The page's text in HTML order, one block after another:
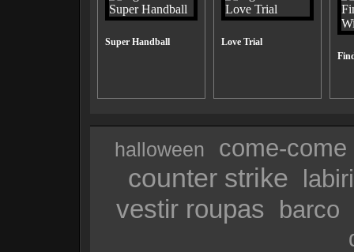
Super Handball
Love Trial
halloween come-come
counter strike
vestir roupas barco